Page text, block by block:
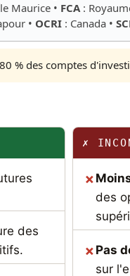
Maurice • FCA :
• OCRI : Canada •
des comptes
des
✗
des
Pas
sur